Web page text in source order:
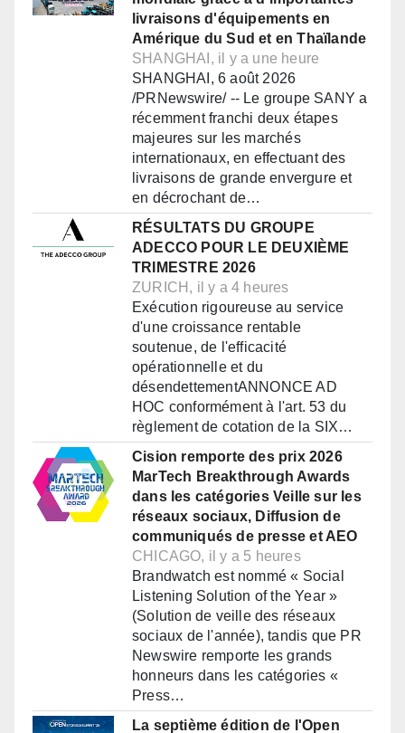
livraisons d'équipements en
Amérique du Sud et en Thaïlande
SHANGHAI, il y a une heure
SHANGHAI, 6 août 2026
/PRNewswire/ -- Le groupe SANY a
récemment franchi deux étapes
majeures sur les marchés
internationaux, en effectuant des
livraisons de grande envergure et
en décrochant de…
RÉSULTATS DU GROUPE
ADECCO POUR LE DEUXIÈME
TRIMESTRE 2026
ZURICH, il y a 4 heures
Exécution rigoureuse au service
d'une croissance rentable
soutenue, de l'efficacité
opérationnelle et du
désendettementANNONCE AD
HOC conformément à l'art. 53 du
règlement de cotation de la SIX…
Cision remporte des prix 2026
MarTech Breakthrough Awards
dans les catégories Veille sur les
réseaux sociaux, Diffusion de
communiqués de presse et AEO
CHICAGO, il y a 5 heures
Brandwatch est nommé « Social
Listening Solution of the Year »
(Solution de veille des réseaux
sociaux de l'année), tandis que PR
Newswire remporte les grands
honneurs dans les catégories «
Press…
La septième édition de l'Open